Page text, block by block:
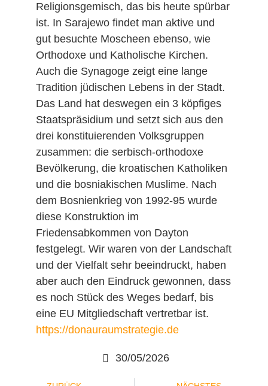
Religionsgemisch, das bis heute spürbar
ist. In Sarajewo findet man aktive und
gut besuchte Moscheen ebenso, wie
Orthodoxe und Katholische Kirchen.
Auch die Synagoge zeigt eine lange
Tradition jüdischen Lebens in der Stadt.
Das Land hat deswegen ein 3 köpfiges
Staatspräsidium und setzt sich aus den
drei konstituierenden Volksgruppen
zusammen: die serbisch-orthodoxe
Bevölkerung, die kroatischen Katholiken
und die bosniakischen Muslime. Nach
dem Bosnienkrieg von 1992-95 wurde
diese Konstruktion im
Friedensabkommen von Dayton
festgelegt. Wir waren von der Landschaft
und der Vielfalt sehr beeindruckt, haben
aber auch den Eindruck gewonnen, dass
es noch Stück des Weges bedarf, bis
eine EU Mitgliedschaft vertretbar ist.
https://donauraumstrategie.de
30/05/2026